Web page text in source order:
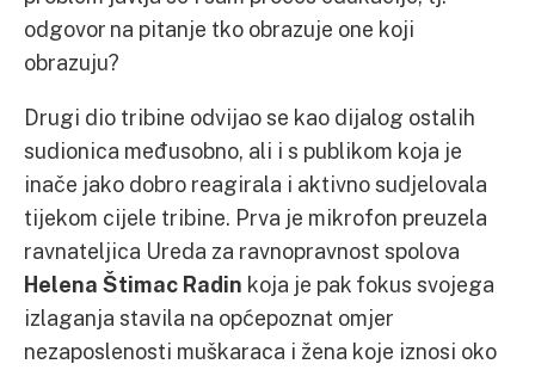
odgovor na pitanje tko obrazuje one koji
obrazuju?
Drugi dio tribine odvijao se kao dijalog ostalih
sudionica međusobno, ali i s publikom koja je
inače jako dobro reagirala i aktivno sudjelovala
tijekom cijele tribine. Prva je mikrofon preuzela
ravnateljica Ureda za ravnopravnost spolova
Helena Štimac Radin koja je pak fokus svojega
izlaganja stavila na općepoznat omjer
nezaposlenosti muškaraca i žena koje iznosi oko